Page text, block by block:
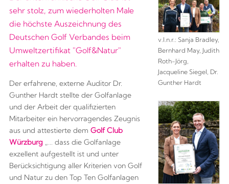
sehr stolz, zum wiederholten Male
die höchste Auszeichnung des
Deutschen Golf Verbandes beim
Umweltzertifikat "Golf&Natur"
erhalten zu haben.
Der erfahrene, externe Auditor Dr.
Gunther Hardt stellte der Golfanlage
und der Arbeit der qualifizierten
Mitarbeiter ein hervorragendes Zeugnis
aus und attestierte dem Golf Club
Würzburg„… dass die Golfanlage
exzellent aufgestellt ist und unter
Berücksichtigung aller Kriterien von Golf
und Natur zu den Top Ten Golfanlagen
v.l.n.r.: Sanja Bradley,
Bernhard May, Judith
Roth-Jörg,
Jacqueline Siegel, Dr.
Gunther Hardt